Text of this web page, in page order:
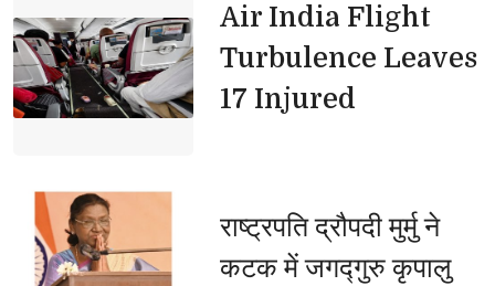
Air India Flight
Turbulence Leaves
17 Injured
राष्ट्रपति द्रौपदी मुर्मु ने
कटक में जगद्गुरु कृपालु